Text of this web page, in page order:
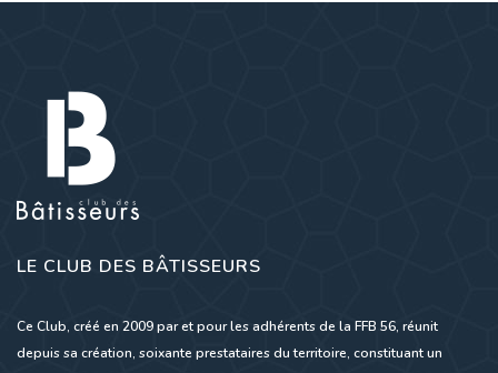
LE CLUB DES BÂTISSEURS
Ce Club, créé en 2009 par et pour les adhérents de la FFB 56, réunit
depuis sa création, soixante prestataires du territoire, constituant un